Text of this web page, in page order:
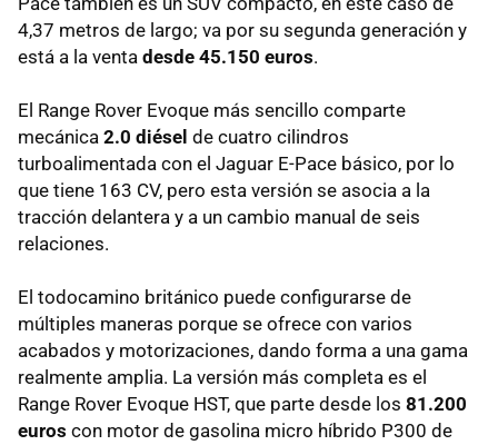
4,37 metros de largo; va por su segunda generación y
está a la venta desde 45.150 euros.
El Range Rover Evoque más sencillo comparte
mecánica 2.0 diésel de cuatro cilindros
turboalimentada con el Jaguar E-Pace básico, por lo
que tiene 163 CV, pero esta versión se asocia a la
tracción delantera y a un cambio manual de seis
relaciones.
El todocamino británico puede configurarse de
múltiples maneras porque se ofrece con varios
acabados y motorizaciones, dando forma a una gama
realmente amplia. La versión más completa es el
Range Rover Evoque HST, que parte desde los 81.200
euros con motor de gasolina micro híbrido P300 de